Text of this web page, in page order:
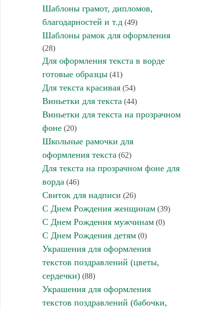
Шаблоны грамот, дипломов,
благодарностей и т.д(49)
Шаблоны рамок для оформления
(28)
Для оформления текста в ворде
готовые образцы(41)
Для текста красивая(54)
Виньетки для текста (44)
Виньетки для текста на прозрачном
фоне(20)
Школьные рамочки для
оформления текста (62)
Для текста на прозрачном фоне для
ворда (46)
Свиток для надписи (26)
С Днем Рождения женщинам(39)
С Днем Рождения мужчинам(0)
С Днем Рождения детям(0)
Украшения для оформления
текстов поздравлений (цветы,
сердечки)(88)
Украшения для оформления
текстов поздравлений (бабочки,